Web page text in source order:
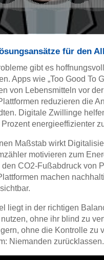
für den
gibt es
Apps wie „Too Good To
von Lebensmitteln vor
reduzieren die
Digitale Zwillinge
energieeffizienter
Maßstab wirkt
motivieren zum
CO2-Fußabdruck von
machen
liegt in der richtigen
ohne ihr blind zu
ohne die Kontrolle zu
Niemanden zurücklassen.